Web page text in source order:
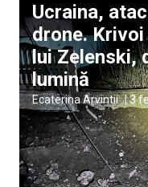
Ucraina,
drone. Krivoi
lui Zelenski,
lumină
Ecaterina Arvintii |3